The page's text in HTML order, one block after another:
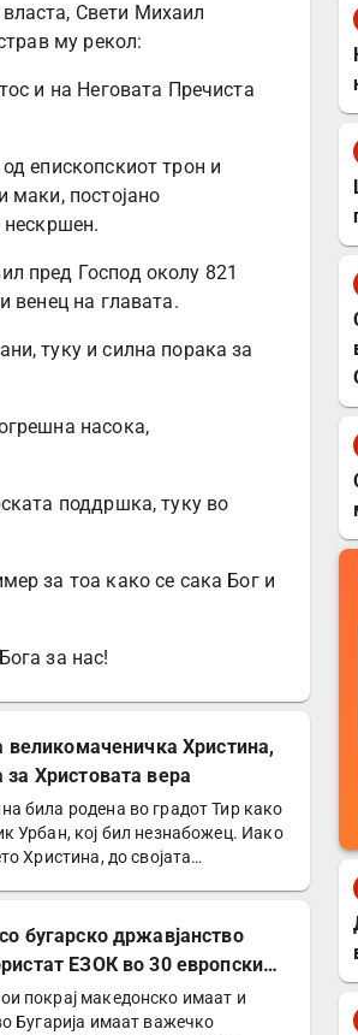
Свети Михаил
му рекол:
и на Неговата Пречиста
епископскиот трон и
маки, постојано
нескршен.
пред Господ околу 821
венец на главата.
туку и силна порака за
насока,
поддршка, туку во
за тоа како се сака Бог и
за нас!
великомаченичка Христина,
Христовата вера
била родена во градот Тир како
Урбан, кој бил незнабожец. Иако
Христина, до својата…
бугарско државјанство
ЕЗОК во 30 европски
покрај македонско имаат и
Бугарија имаат важечко